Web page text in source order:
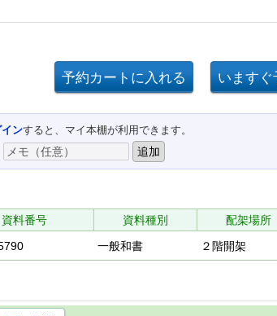
インすると、マイ本棚が利用できます。
資料番号 資料種別 配架場所
一般和書 ２階開架